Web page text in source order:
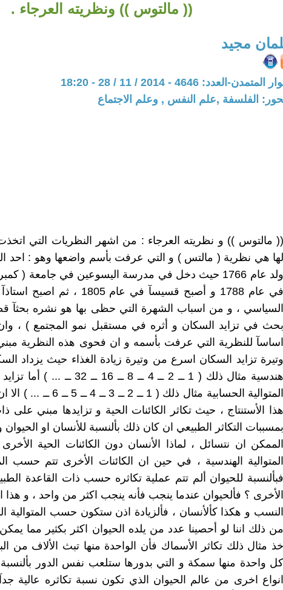
(( مالتوس )) ونظريته العرجاء .
مجيد
المتمدن-العدد: 4646 - 2014 / 11 / 28 - 18:20
الفلسفة ,علم النفس , وعلم الاجتماع
(( مالتوس )) و نظريته العرجاء : من اشهر النظريات التي
لها هي نظرية ( مالتس ) و التي عرفت بأسم واضعها وهو : احد
ولد عام 1766 حيث دخل في مدرسة اليسوعين في جامعة (
في عام 1788 و أصبح قسيسآ في عام
السياسي ، و من اسباب الشهرة التي حظى بها هو نشره بحثآ
بحث في تزايد السكان و أثره في مستقبل نمو المجتمع ) ،
اساسآ للنظرية التي عرفت بأسمه و ان فحوى هذه النظرية
وتيرة تزايد السكان اسرع من وتيرة زيادة الغذاء حيث يزداد
هندسية مثال ذلك ( 1 ــ 2 ــ 4 ــ 8 ــ
المتوالية الحسابية مثال ذلك (
هذا الأستنتاج ، حيث تكاثر الكائنات الحية و تزايدها مبني على
بمسببات التكاثر الطبيعي ان كان ذلك بألنسبة للأنسان او
الممكن ان نتسائل ، لماذا الأنسان دون الكائنات الحية
المتوالية الهندسية ، في حين ان الكائنات الأخرى تتم حسب
فبألنسبة للحيوان ألم تتم عملية تكاثره حسب ذات القاعدة
الأخرى ؟ فألحيوان عندما ينجب فأنه ينجب اكثر من واحد ، و
النسب و هكذا كألأنسان ، فألزيادة اذن ستكون حسب المتوالية
من ذلك اننا لو أحصينا عدد من يلده الحيوان اكثر بكثير مما
خذ مثال ذلك تكاثر الأسماك فأن الواحدة منها تبث الألاف من
كل واحدة منها سمكة و التي بدورها ستلعب نفس الدور بألنسبة
انواع اخرى من عالم الحيوان الذي تكون نسبة تكاثره عالية جدآ